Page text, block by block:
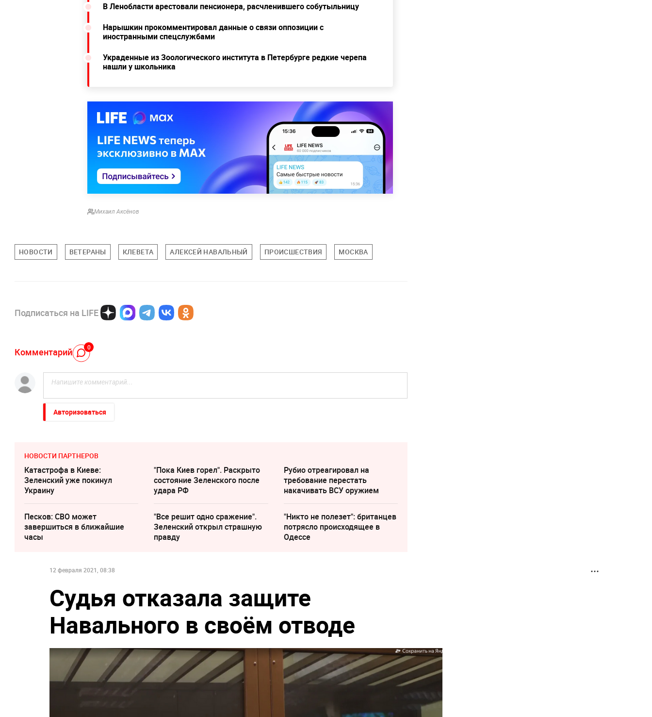
В Ленобласти арестовали пенсионера, расчленившего собутыльницу
Нарышкин прокомментировал данные о связи оппозиции с
иностранными спецслужбами
Украденные из Зоологического института в Петербурге редкие черепа
нашли у школьника
Михаил Аксёнов
НОВОСТИ ВЕТЕРАНЫ КЛЕВЕТА АЛЕКСЕЙ НАВАЛЬНЫЙ ПРОИСШЕСТВИЯ МОСКВА
Подписаться на LIFE
Комментарий 0
Авторизоваться
НОВОСТИ ПАРТНЕРОВ
Катастрофа в Киеве:
Зеленский уже покинул
Украину
"Пока Киев горел". Раскрыто
состояние Зеленского после
удара РФ
Рубио отреагировал на
требование перестать
накачивать ВСУ оружием
Песков: СВО может
завершиться в ближайшие
часы
"Все решит одно сражение".
Зеленский открыл страшную
правду
"Никто не полезет": британцев
потрясло происходящее в
Одессе
12 февраля 2021, 08:38
Судья отказала защите
Навального в своём отводе